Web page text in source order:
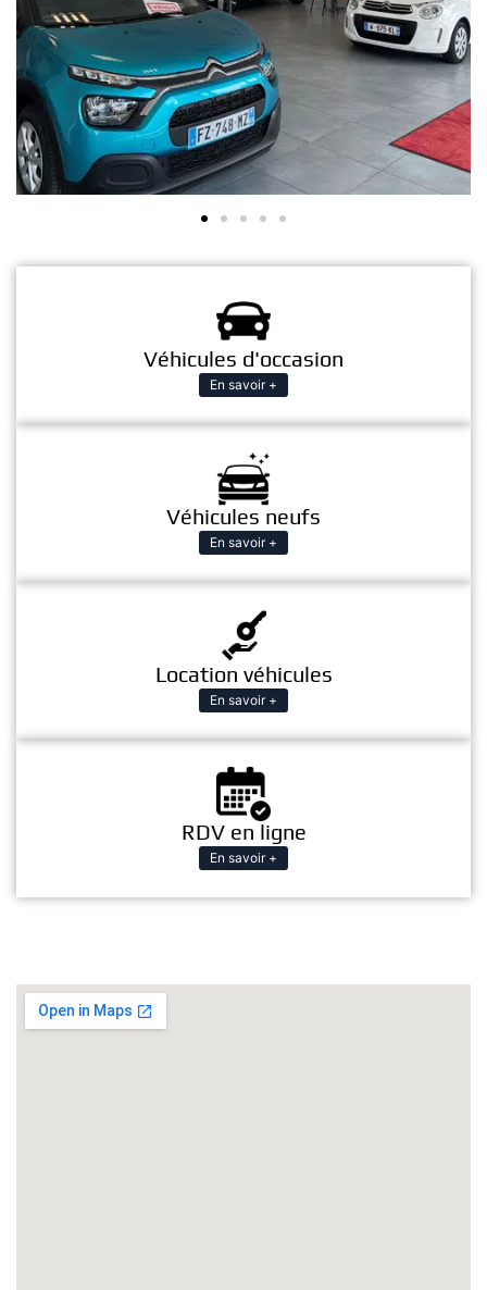
Véhicules d'occasion
En savoir +
Véhicules neufs
En savoir +
Location véhicules
En savoir +
RDV en ligne
En savoir +